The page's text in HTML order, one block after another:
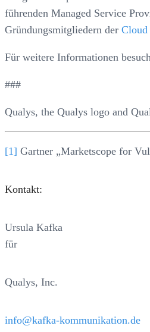
führenden Managed Service
Gründungsmitgliedern der
Für weitere Informationen
###
Qualys, the Qualys logo and
[1] Gartner „Marketscope for
Kontakt:
Ursula Kafka
für
Qualys, Inc.
info@kafka-kommunikation.de